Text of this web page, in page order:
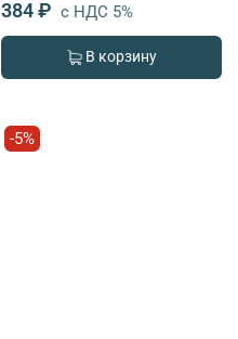
384 ₽ с НДС 5%
В корзину
-5%